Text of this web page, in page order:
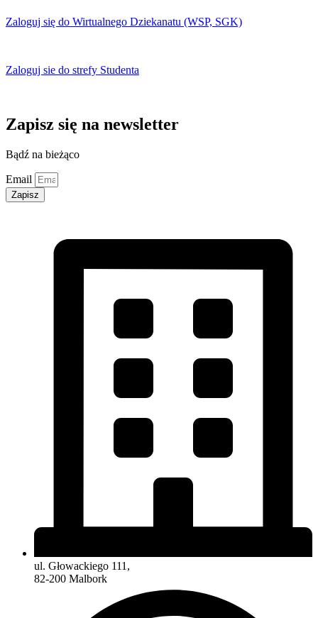
Zaloguj się do Wirtualnego Dziekanatu (WSP, SGK)
Zaloguj sie do strefy Studenta
Zapisz się na newsletter
Bądź na bieżąco
Email
Zapisz
ul. Głowackiego 111,
82-200 Malbork